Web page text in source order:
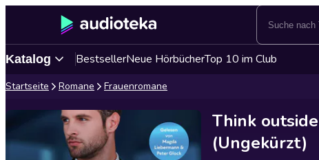
Katalog BestsellerNeue HörbücherTop 10 im Club
Startseite Romane Frauenromane
Think
(Ungekürzt)